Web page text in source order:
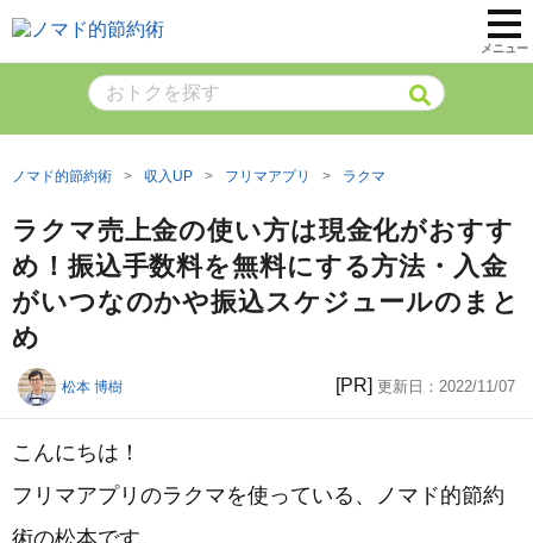
メニュー
ノマド的節約術 収入UP フリマアプリ ラクマ
ラクマ売上金の使い方は現金化がおすす
め！振込手数料を無料にする方法・入金
がいつなのかや振込スケジュールのまと
め
松本 博樹 [PR] 更新日： 2022/11/07
こんにちは！
フリマアプリのラクマを使っている、ノマド的節約
術の松本です。